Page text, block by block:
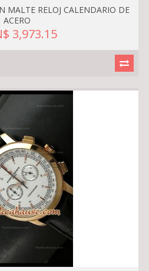
MALTE RELOJ CALENDARIO DE
ACERO
3,973.15